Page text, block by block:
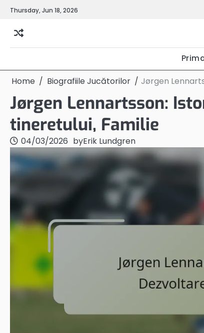
Skip
content
Thursday, Jun 18, 2026
Home Biografiile Jucătorilor Jørgen
Jørgen Lennartsson:
tineretului, Familie
04/03/2026 byErik Lundgren